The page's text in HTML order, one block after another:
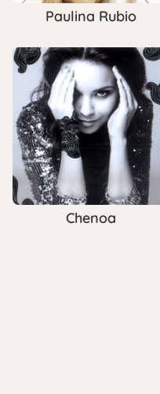
Paulina Rubio
Chenoa